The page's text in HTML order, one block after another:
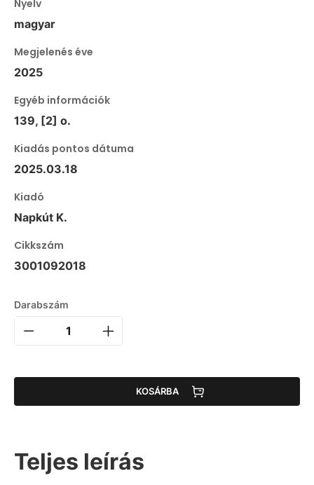
Nyelv
magyar
Megjelenés éve
2025
Egyéb információk
139, [2] o.
Kiadás pontos dátuma
2025.03.18
Kiadó
Napkút K.
Cikkszám
3001092018
Darabszám
KOSÁRBA
Teljes leírás